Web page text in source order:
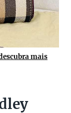
mais